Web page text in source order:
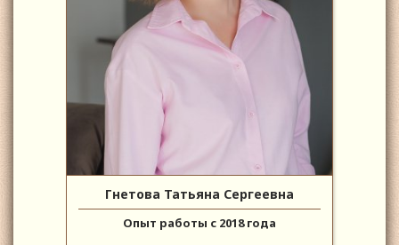
Гнетова Татьяна Сергеевна
Опыт работы с 2018 года